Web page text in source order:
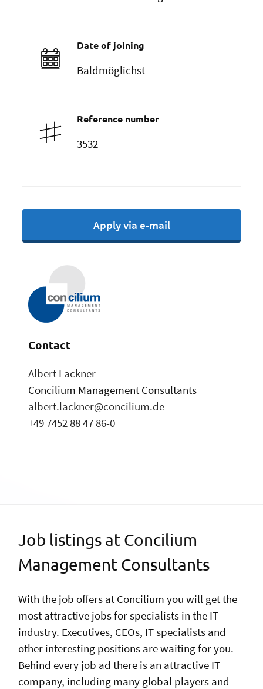
Date of joining
Baldmöglichst
Reference number
3532
Apply via e-mail
Contact
Albert Lackner
Concilium Management Consultants
albert.lackner@concilium.de
+49 7452 88 47 86-0
Job listings at Concilium
Management Consultants
With the job offers at Concilium you will get the
most attractive jobs for specialists in the IT
industry. Executives, CEOs, IT specialists and
other interesting positions are waiting for you.
Behind every job ad there is an attractive IT
company, including many global players and